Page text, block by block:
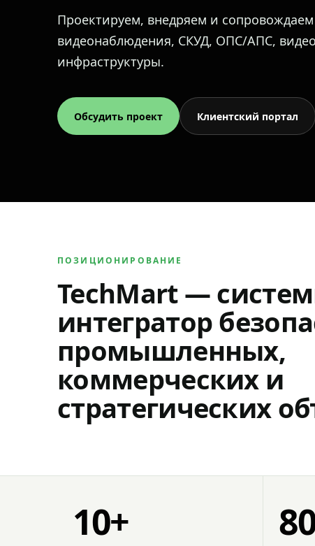
Проектируем, внедряем и
видеонаблюдения, СКУД, ОПС/АПС,
инфраструктуры.
Обсудить проект Клиентский портал
ПОЗИЦИОНИРОВАНИЕ
TechMart —
интегратор
промышленных,
коммерческих и
стратегических
10+